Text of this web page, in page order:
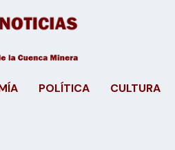
POLÍTICA CULTURA